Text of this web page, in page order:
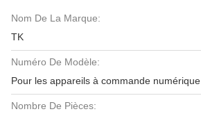
Nom De La Marque:
TK
Numéro De Modèle:
Pour les appareils à commande numérique
Nombre De Pièces: